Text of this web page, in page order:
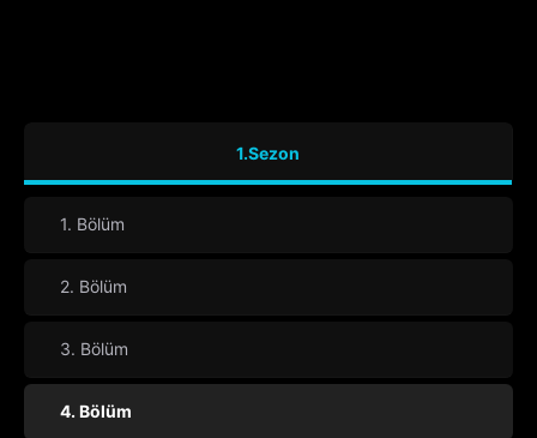
1.Sezon
1. Bölüm
2. Bölüm
3. Bölüm
4. Bölüm